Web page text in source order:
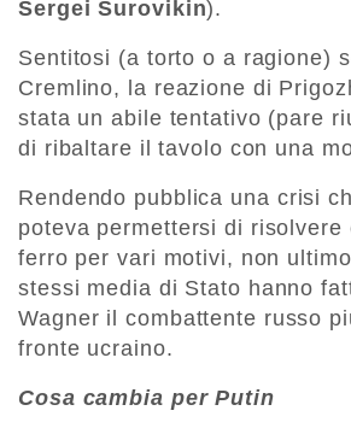
Sergei Surovikin).
Sentitosi (a torto o a ragione)
Cremlino, la reazione di
stata un abile tentativo (pare
di ribaltare il tavolo con una
Rendendo pubblica una crisi
poteva permettersi di risolvere
ferro per vari motivi, non
stessi media di Stato hanno
Wagner il combattente russo
fronte ucraino.
Cosa cambia per Putin